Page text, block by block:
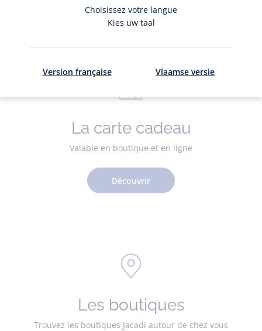
La carte cadeau
Valable en boutique et en ligne
Découvrir
Les boutiques
Trouvez les boutiques Jacadi autour de chez vous
Choisissez votre langue
Kies uw taal
Version française Vlaamse versie